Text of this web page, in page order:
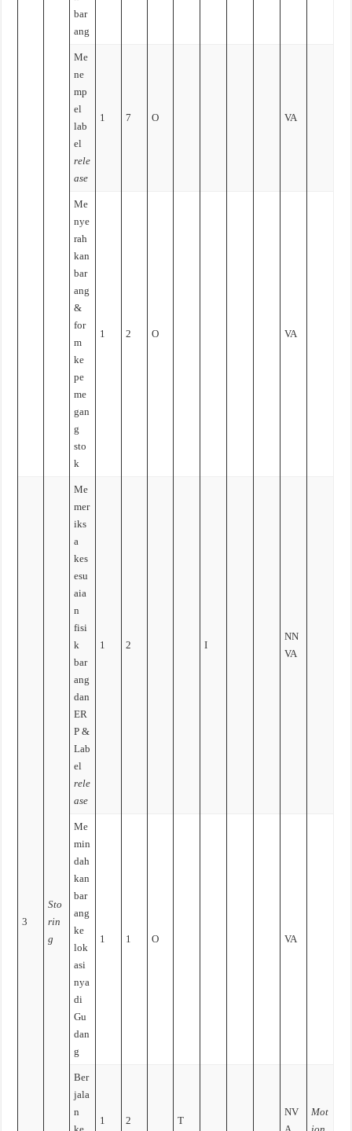
bar
ang
Me
ne
mp
el
lab
el
rele
ase
1 7 O VA
Me
nye
rah
kan
bar
ang
&
for
m
ke
pe
me
gan
g
sto
k
1 2 O VA
3
Sto
rin
g
Me
mer
iks
a
kes
esu
aia
n
fisi
k
bar
ang
dan
ER
P &
Lab
el
rele
ase
1 2 I
NN
VA
Me
min
dah
kan
bar
ang
ke
lok
asi
nya
di
Gu
dan
g
1 1 O VA
Ber
jala
n
1 2 T
NV
Mot